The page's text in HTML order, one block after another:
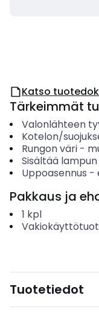
Katso
Tärkeimmät
Valonlähteen
Kotelon/
Rungon väri-
Sisältää lampun
Uppoasennus -
Pakkaus ja
1 kpl
Tuotetiedot